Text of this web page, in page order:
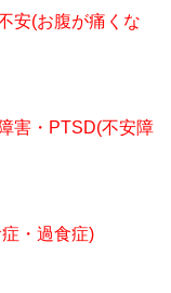
安(お腹が痛くな
害・PTSD(不安障
・過食症)